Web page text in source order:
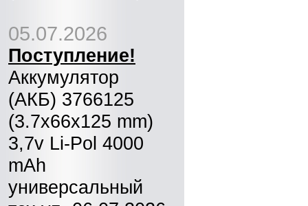
05.07.2026
Поступление!
Аккумулятор
(АКБ) 3766125
(3.7x66x125 mm)
3,7v Li-Pol 4000
mAh
универсальный